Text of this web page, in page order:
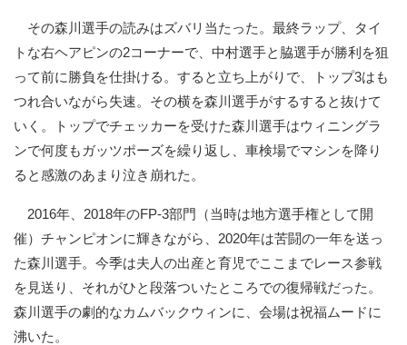
その森川選手の読みはズバリ当たった。最終ラップ、タイ
トな右ヘアピンの2コーナーで、中村選手と脇選手が勝利を狙
って前に勝負を仕掛ける。すると立ち上がりで、トップ3はも
つれ合いながら失速。その横を森川選手がするすると抜けて
いく。トップでチェッカーを受けた森川選手はウィニングラ
ンで何度もガッツポーズを繰り返し、車検場でマシンを降り
ると感激のあまり泣き崩れた。
2016年、2018年のFP-3部門（当時は地方選手権として開
催）チャンピオンに輝きながら、2020年は苦闘の一年を送っ
た森川選手。今季は夫人の出産と育児でここまでレース参戦
を見送り、それがひと段落ついたところでの復帰戦だった。
森川選手の劇的なカムバックウィンに、会場は祝福ムードに
沸いた。